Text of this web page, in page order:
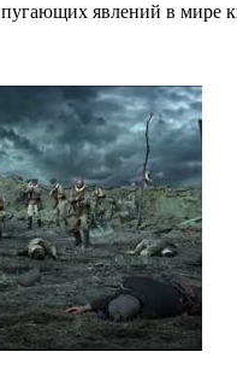
явлений в мире